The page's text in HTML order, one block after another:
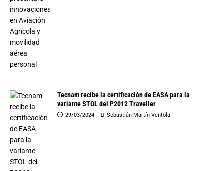
Tecnam recibe la certificación de EASA para la
variante STOL del P2012 Traveller
29/03/2024 Sebastián Martín Ventola